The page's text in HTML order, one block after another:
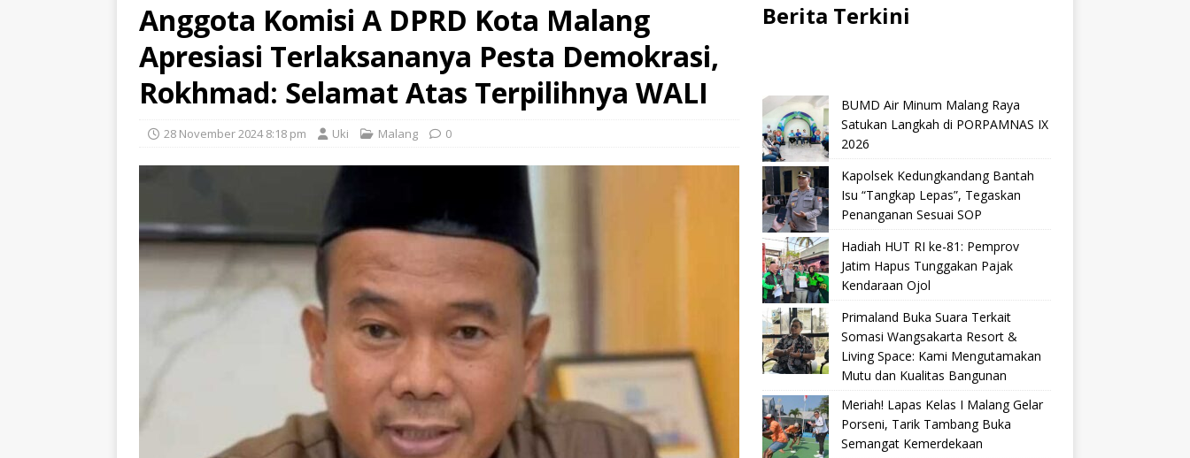
Anggota Komisi A DPRD Kota Malang
Apresiasi Terlaksananya Pesta Demokrasi,
Rokhmad: Selamat Atas Terpilihnya WALI
28 November 2024 8:18 pm Uki Malang 0
Berita Terkini
BUMD Air Minum Malang Raya
Satukan Langkah di PORPAMNAS IX
2026
Kapolsek Kedungkandang Bantah
Isu “Tangkap Lepas”, Tegaskan
Penanganan Sesuai SOP
Hadiah HUT RI ke-81: Pemprov
Jatim Hapus Tunggakan Pajak
Kendaraan Ojol
Primaland Buka Suara Terkait
Somasi Wangsakarta Resort &
Living Space: Kami Mengutamakan
Mutu dan Kualitas Bangunan
Meriah! Lapas Kelas I Malang Gelar
Porseni, Tarik Tambang Buka
Semangat Kemerdekaan